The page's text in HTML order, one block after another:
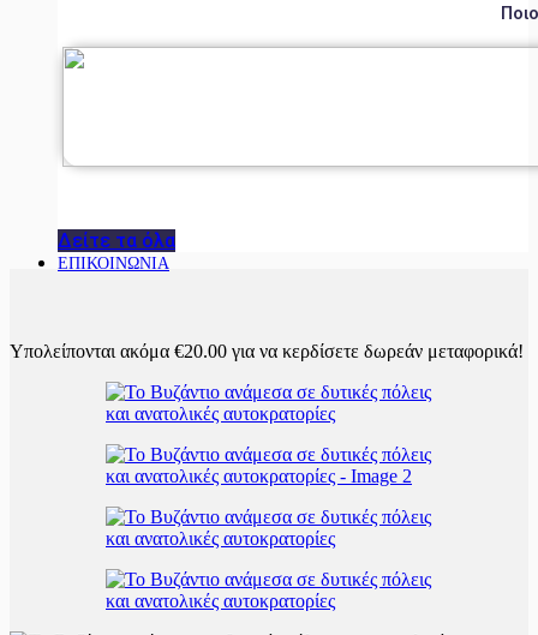
Δείτε τα όλα
ΕΠΙΚΟΙΝΩΝΙΑ
Υπολείπονται ακόμα €20.00 για να κερδίσετε δωρεάν μεταφορικά!